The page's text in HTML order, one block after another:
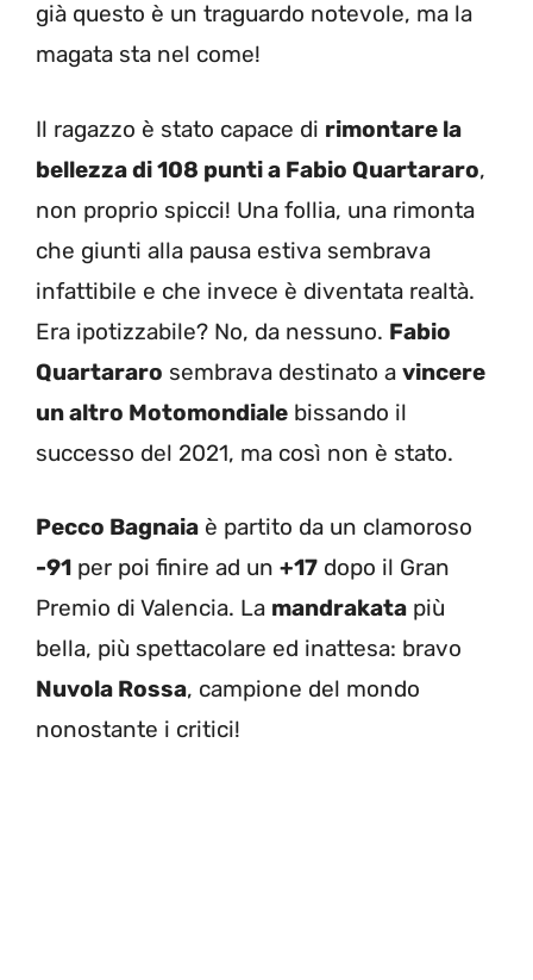
già questo è un traguardo notevole, ma la
magata sta nel come!
Il ragazzo è stato capace di rimontare la
bellezza di 108 punti a Fabio Quartararo,
non proprio spicci! Una follia, una rimonta
che giunti alla pausa estiva sembrava
infattibile e che invece è diventata realtà.
Era ipotizzabile? No, da nessuno. Fabio
Quartararo sembrava destinato a vincere
un altro Motomondiale bissando il
successo del 2021, ma così non è stato.
Pecco Bagnaia è partito da un clamoroso
-91 per poi finire ad un +17 dopo il Gran
Premio di Valencia. La mandrakata più
bella, più spettacolare ed inattesa: bravo
Nuvola Rossa, campione del mondo
nonostante i critici!